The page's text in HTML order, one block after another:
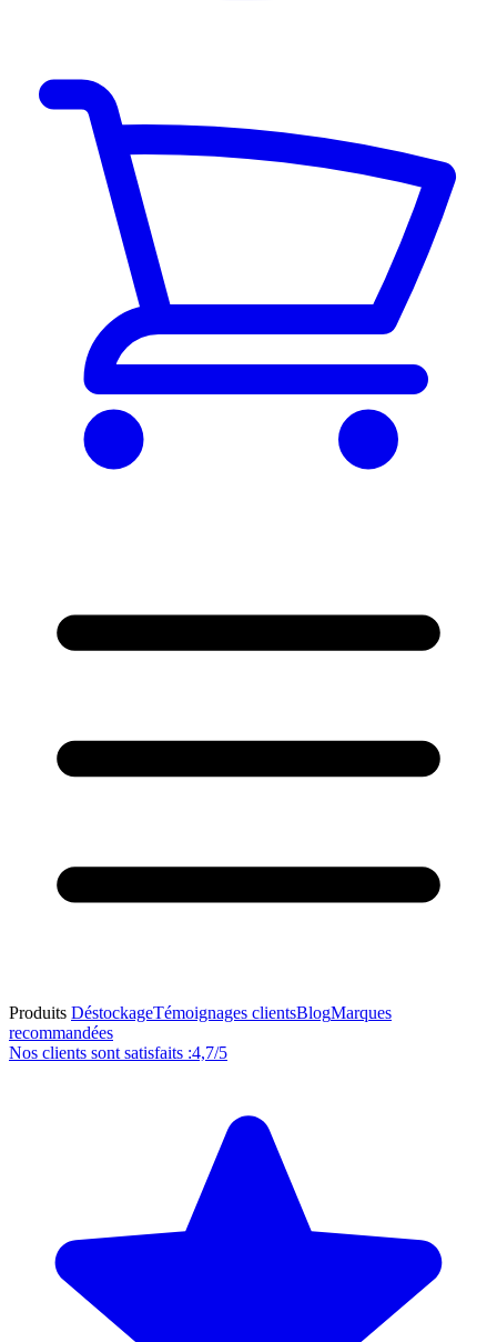
Produits DéstockageTémoignages clientsBlogMarques
recommandées
Nos clients sont satisfaits :4,7/5